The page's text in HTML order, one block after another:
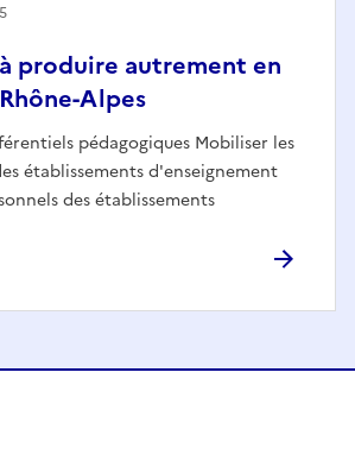
produire autrement en
Alpes
pédagogiques Mobiliser les
établissements d'enseignement
des établissements